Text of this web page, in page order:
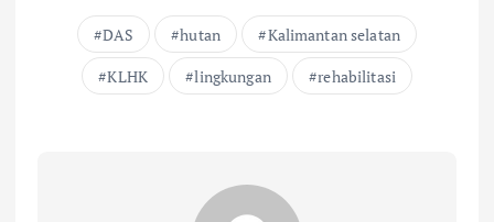
DAS hutan
Kalimantan selatan
KLHK
lingkungan rehabilitasi